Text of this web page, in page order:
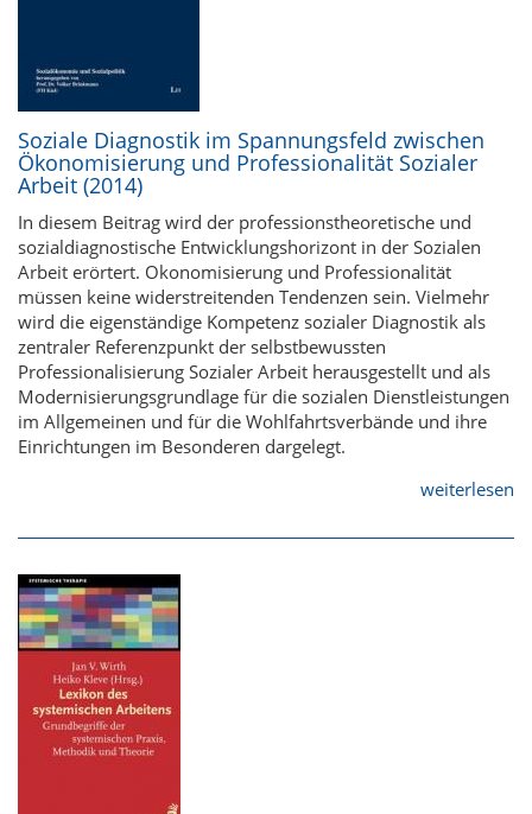
Soziale Diagnostik im Spannungsfeld zwischen
Ökonomisierung und Professionalität Sozialer
Arbeit (2014)
In diesem Beitrag wird der professionstheoretische und
sozialdiagnostische Entwicklungshorizont in der Sozialen
Arbeit erörtert. Okonomisierung und Professionalität
müssen keine widerstreitenden Tendenzen sein. Vielmehr
wird die eigenständige Kompetenz sozialer Diagnostik als
zentraler Referenzpunkt der selbstbewussten
Professionalisierung Sozialer Arbeit herausgestellt und als
Modernisierungsgrundlage für die sozialen Dienstleistungen
im Allgemeinen und für die Wohlfahrtsverbände und ihre
Einrichtungen im Besonderen dargelegt.
weiterlesen